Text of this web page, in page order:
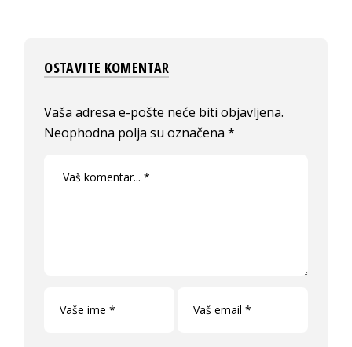
OSTAVITE KOMENTAR
Vaša adresa e-pošte neće biti objavljena.
Neophodna polja su označena*